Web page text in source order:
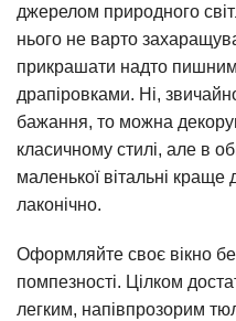
джерелом природного
нього не варто
прикрашати надто
драпіровками. Ні,
бажання, то можна
класичному стилі, але в
маленької вітальні краще
лаконічно.
Оформляйте своє вікно
помпезності. Цілком
легким, напівпрозорим